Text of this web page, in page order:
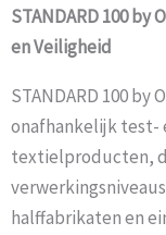
STANDARD 100 by
en Veiligheid
STANDARD 100 by
onafhankelijk test-
textielproducten,
halffabrikaten en